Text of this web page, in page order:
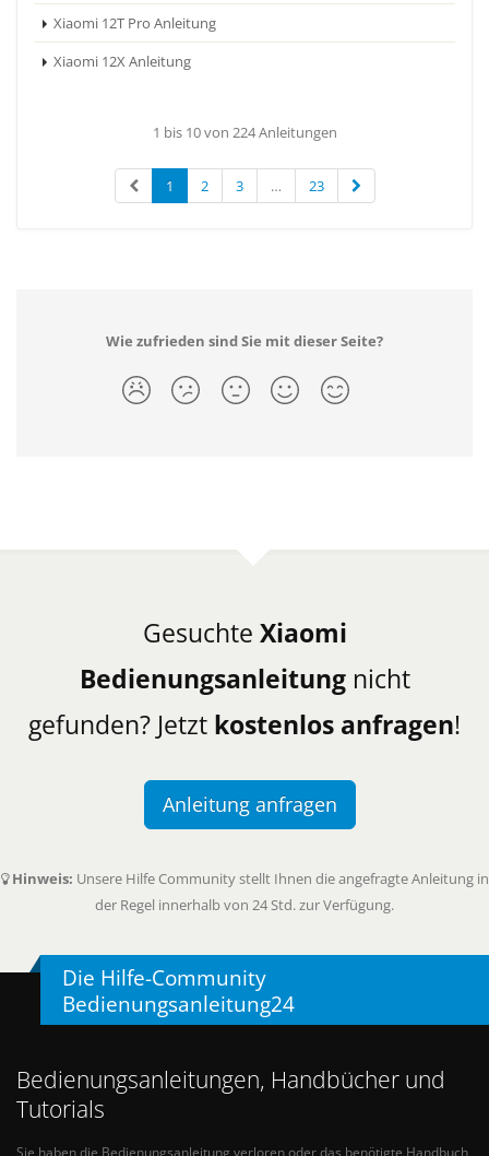
Xiaomi 12T Pro Anleitung
Xiaomi 12X Anleitung
1 bis 10 von 224 Anleitungen
1 2 3 … 23
Wie zufrieden sind Sie mit dieser Seite?
Gesuchte Xiaomi
Bedienungsanleitungnicht
gefunden? Jetzt kostenlos anfragen!
Anleitung anfragen
Hinweis: Unsere Hilfe Community stellt Ihnen die angefragte Anleitung in
der Regel innerhalb von 24 Std. zur Verfügung.
Die Hilfe-Community
Bedienungsanleitung24
Bedienungsanleitungen, Handbücher und
Tutorials
Sie haben die Bedienungsanleitung verloren oder das benötigte Handbuch